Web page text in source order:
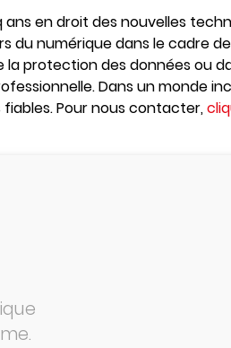
en droit des nouvelles
du numérique dans le cadre
la protection des données ou
Dans un monde
Pour nous contacter,